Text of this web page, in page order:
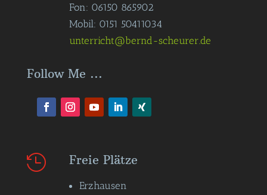
Fon: 06150 865902
Mobil: 0151 50411034
unterricht@bernd-scheurer.de
Follow Me ...
 Freie Plätze
Erzhausen